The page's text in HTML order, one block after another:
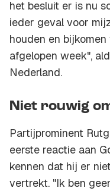
het besluit er is nu
ieder geval voor
houden en
afgelopen week",
Nederland.
Niet rouwig
Partijprominent
eerste reactie aan
kennen dat hij er
vertrekt. "Ik ben